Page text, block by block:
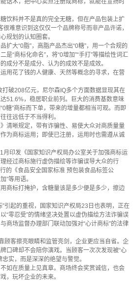
术，把中心卖点注册成商标，就能在宣扬时
料并不是真的完全无糖，但在产品包装上扩
很难意识到这仅仅一个品牌称号而非产品许诺，
规划的认知圈套。
大“0脂”，高脂产品杰出“0糖”，用一个合规的
是“商标化命名”，将“0增加”“手打”等描绘性词汇
成分不是成分、认为的成效不是成效。
花了钱的人健康、天然等概念的寻求，在营
破208亿元，尼尔森IQ多个方面数据显现其在
51.6%，稳居职业前列。巨大的消费基数意味
糖”商标而下单，带来的增量都相当可观。而即
往远低于不当得利。
晰规定，带有诈骗性、易使大众对商质量量
为商标运用；即使已注册，运用时也需遵从诚
印发《国家知识产权局办公室关于加强商标运
经过商标施行虚伪描绘等诈骗误导大众的行
的《食品安全国家标准 预包装食品标签公
”等用语。
标打掩护，含糖量该是多少便是多少，擦边
起的重视，国家知识产权局23日也表明，正在
“零忍受”的情绪坚决处置以虚伪描绘方法诈骗误
商场监督办理部门联动加强对“心计商标”的法律
客擦亮眼睛和监管亮剑，企业更应当自省。企
口碑却不会陪你演戏。当顾客一次次发现被“心
实，而是深深的绝望与警觉。
在质量上见真章。商场终会奖赏诚信，也会
，玩坏企业的未来。